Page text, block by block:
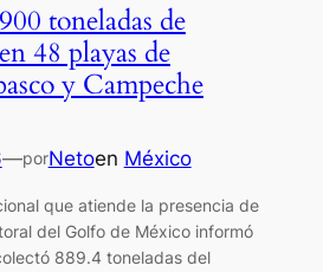
toneladas de
48 playas de
y Campeche
—porNetoen México
que atiende la presencia de
del Golfo de México informó
889.4 toneladas del